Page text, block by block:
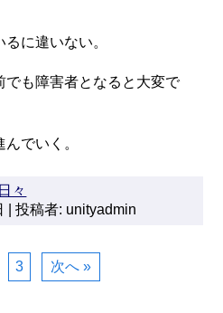
に違いない。
でも障害者となると大変で
でいく。
々
| 投稿者: unityadmin
3 次へ »